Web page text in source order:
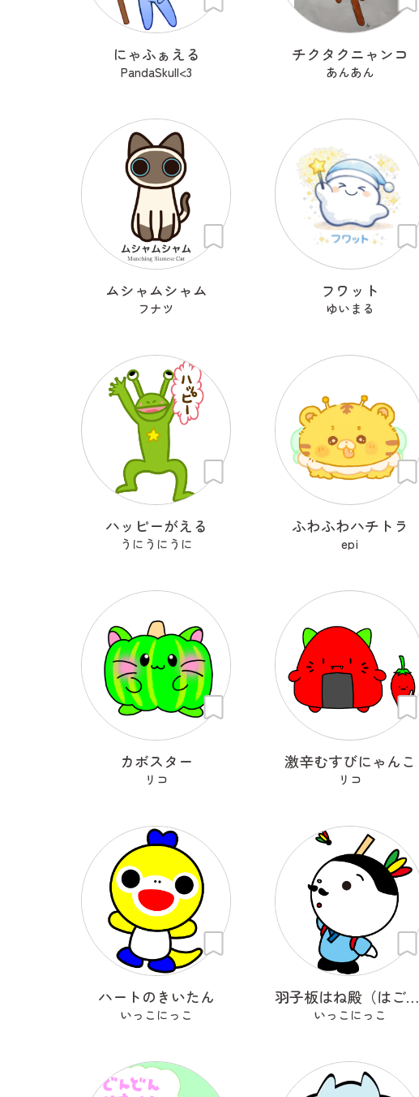
にゃふぁえる
PandaSkull<3
チクタクニャンコ
あんあん
ムシャムシャム
フナツ
フワット
ゆいまる
ハッピーがえる
うにうにうに
ふわふわハチトラ
epi
カボスター
リコ
激辛むすびにゃんこ
リコ
ハートのきいたん
いっこにっこ
羽子板はね殿（はごいたはねどの）
いっこにっこ